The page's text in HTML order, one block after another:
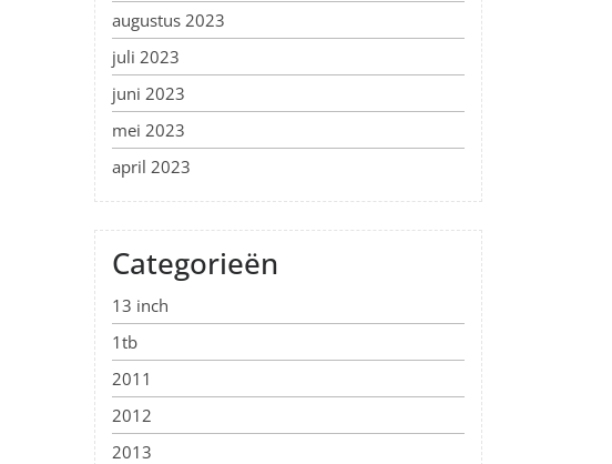
augustus 2023
juli 2023
juni 2023
mei 2023
april 2023
Categorieën
13 inch
1tb
2011
2012
2013